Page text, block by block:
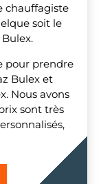
chauffagiste
soit le
pour prendre
Bulex et
Nous avons
sont très